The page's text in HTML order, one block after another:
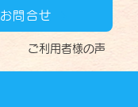
お問合せ
ご利用者様の声